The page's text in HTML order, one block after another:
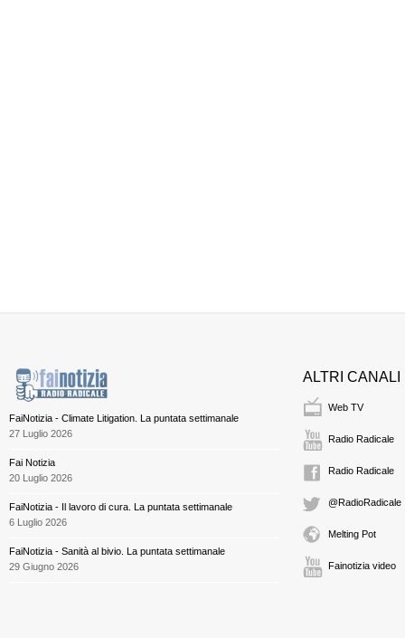
FaiNotizia - Climate Litigation. La puntata settimanale
27 Luglio 2026
Fai Notizia
20 Luglio 2026
FaiNotizia - Il lavoro di cura. La puntata settimanale
6 Luglio 2026
FaiNotizia - Sanità al bivio. La puntata settimanale
29 Giugno 2026
ALTRI CANALI
Web TV
Radio Radicale
Radio Radicale
@RadioRadicale
Melting Pot
Fainotizia video